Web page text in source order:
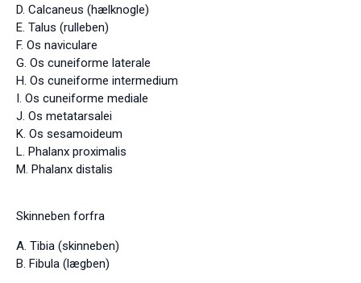
D. Calcaneus (hælknogle)
E. Talus (rulleben)
F. Os naviculare
G. Os cuneiforme laterale
H. Os cuneiforme intermedium
I. Os cuneiforme mediale
J. Os metatarsalei
K. Os sesamoideum
L. Phalanx proximalis
M. Phalanx distalis
Skinneben forfra
A. Tibia (skinneben)
B. Fibula (lægben)